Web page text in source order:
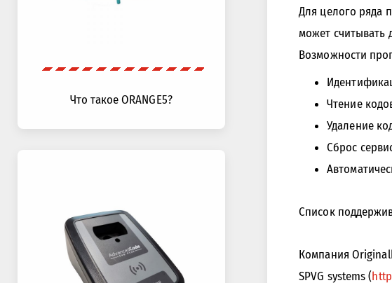
Что такое ORANGE5?
Для целого ряда
может считывать
Возможности
Чтение
Удаление
Сброс
Список
Компания
SPVG systems (